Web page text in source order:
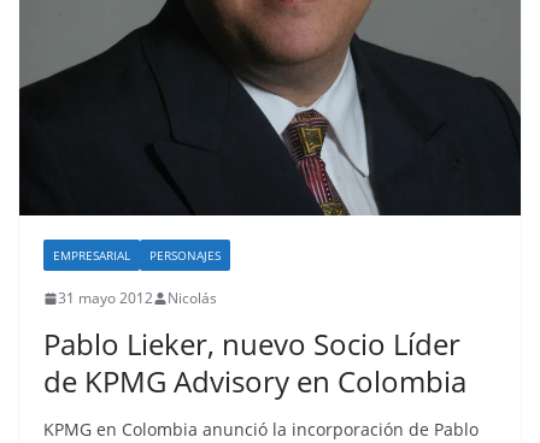
EMPRESARIAL PERSONAJES
31 mayo 2012 Nicolás
Pablo Lieker, nuevo Socio Líder
de KPMG Advisory en Colombia
KPMG en Colombia anunció la incorporación de Pablo